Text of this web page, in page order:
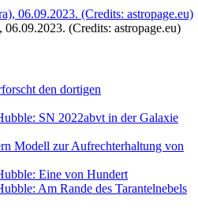
(Credits: astropage.eu)
den dortigen
SN 2022abvt in der Galaxie
Modell zur Aufrechterhaltung von
Eine von Hundert
Am Rande des Tarantelnebels